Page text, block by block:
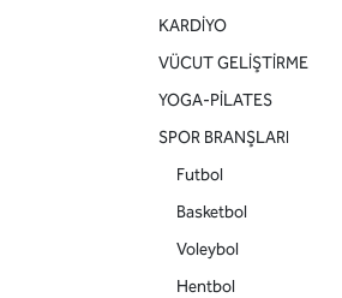
KARDİYO
VÜCUT GELİŞTİRME
YOGA-PİLATES
SPOR BRANŞLARI
Futbol
Basketbol
Voleybol
Hentbol